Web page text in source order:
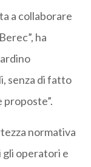
a collaborare
ha
senza di fatto
normativa
operatori e